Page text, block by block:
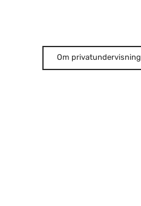
Om privatundervisning